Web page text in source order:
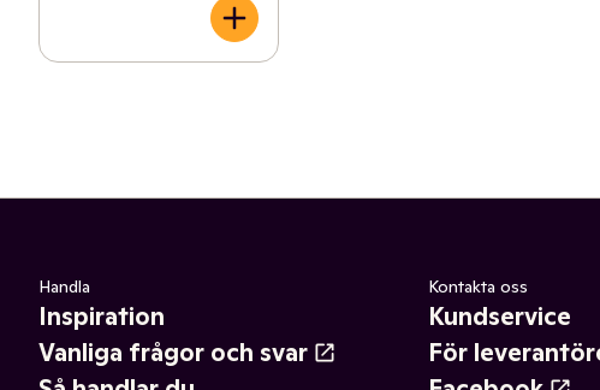
Handla
Inspiration
Vanliga frågor och svar
Kontakta oss
Kundservice
För